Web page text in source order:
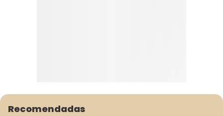
Recomendadas